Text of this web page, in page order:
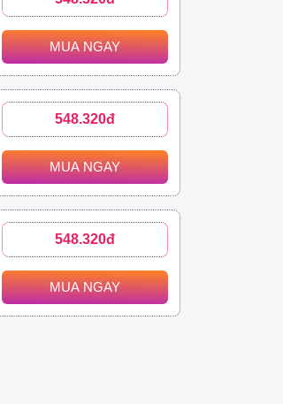
MUA NGAY
548.320đ
MUA NGAY
548.320đ
MUA NGAY